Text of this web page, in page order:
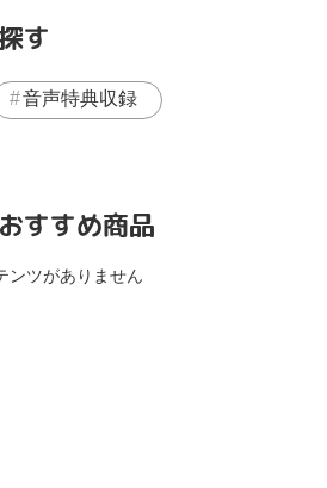
す
音声特典収録
すすめ商品
ンツがありません